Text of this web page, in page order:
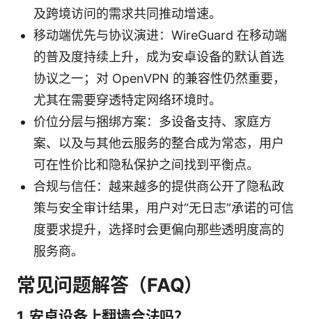
及跨境访问的需求共同推动增速。
移动端优先与协议演进：WireGuard 在移动端
的普及度持续上升，成为安卓设备的默认首选
协议之一；对 OpenVPN 的兼容性仍然重要，
尤其在需要穿透特定网络环境时。
价位分层与捆绑方案：多设备支持、家庭方
案、以及与其他云服务的整合成为常态，用户
可在性价比和隐私保护之间找到平衡点。
合规与信任：越来越多的提供商公开了隐私政
策与安全审计结果，用户对“无日志”承诺的可信
度要求提升，选择时会更偏向那些透明度高的
服务商。
常见问题解答（FAQ）